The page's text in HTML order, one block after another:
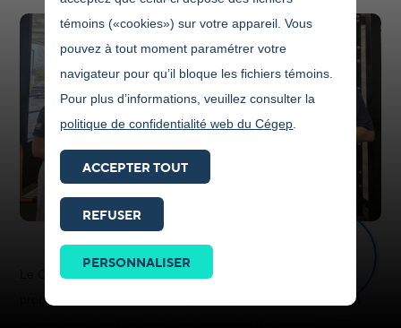
témoins («cookies») sur votre appareil. Vous
pouvez à tout moment paramétrer votre
navigateur pour qu’il bloque les fichiers témoins.
Pour plus d’informations, veuillez consulter la
politique de confidentialité web du Cégep
ACCEPTER TOUT
REFUSER
PERSONNALISER
Le Cégep de Jonquière est fier d’annoncer l’implantation d’un
programme de baseball collégial en ajoutant cette discipline